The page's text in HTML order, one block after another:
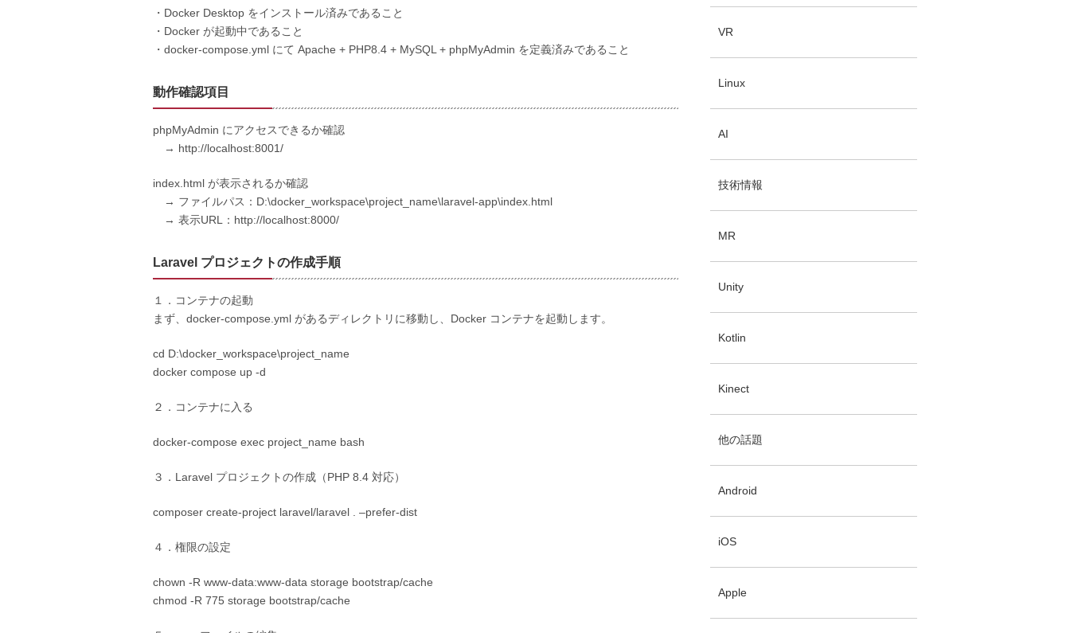
・Docker Desktop をインストール済みであること
・Docker が起動中であること
・docker-compose.yml にて Apache + PHP8.4 + MySQL + phpMyAdmin を定義済みであること
動作確認項目
phpMyAdmin にアクセスできるか確認
→ http://localhost:8001/
index.html が表示されるか確認
→ ファイルパス：D:\docker_workspace\project_name\laravel-app\index.html
→ 表示URL：http://localhost:8000/
Laravel プロジェクトの作成手順
１．コンテナの起動
まず、docker-compose.yml があるディレクトリに移動し、Docker コンテナを起動します。
cd D:\docker_workspace\project_name
docker compose up -d
２．コンテナに入る
docker-compose exec project_name bash
３．Laravel プロジェクトの作成（PHP 8.4 対応）
composer create-project laravel/laravel . –prefer-dist
４．権限の設定
chown -R www-data:www-data storage bootstrap/cache
chmod -R 775 storage bootstrap/cache
VR
Linux
AI
技術情報
MR
Unity
Kotlin
Kinect
他の話題
Android
iOS
Apple